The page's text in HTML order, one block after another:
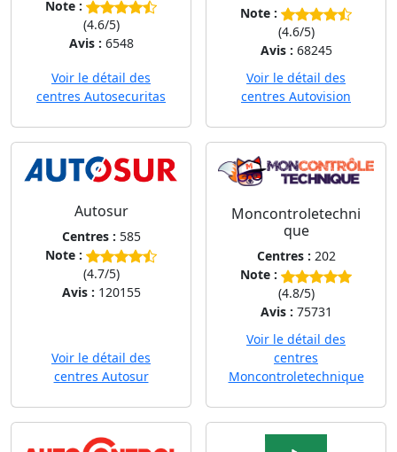
Note :
(4.6/5)
Avis : 6548
Voir le détail des
centres Autosecuritas
Note :
(4.6/5)
Avis : 68245
Voir le détail des
centres Autovision
Autosur
Centres : 585
Note :
(4.7/5)
Avis : 120155
Voir le détail des
centres Autosur
Moncontroletechni
que
Centres : 202
Note :
(4.8/5)
Avis : 75731
Voir le détail des
centres
Moncontroletechnique